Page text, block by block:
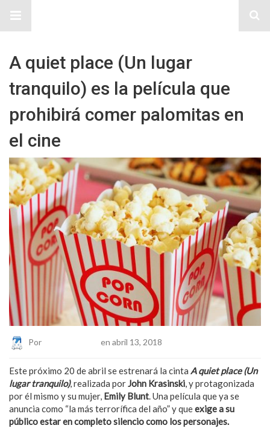
A quiet place (Un lugar
tranquilo) es la película que
prohibirá comer palomitas en
el cine
Por en abril 13, 2018
Este próximo 20 de abril se estrenará la cinta A quiet place (Un
lugar tranquilo), realizada porJohn Krasinski, y protagonizada
por él mismo y su mujer, Emily Blunt. Una película que ya se
anuncia como “la más terrorífica del año” y queexige a su
público estar en completo silencio como los personajes.